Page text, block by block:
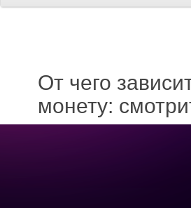
От чего
монету: